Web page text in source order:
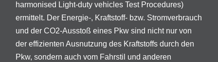
harmonised Light-duty vehicles Test Procedures)
ermittelt. Der Energie-, Kraftstoff- bzw. Stromverbrauch
und der CO2-Ausstoß eines Pkw sind nicht nur von
der effizienten Ausnutzung des Kraftstoffs durch den
Pkw, sondern auch vom Fahrstil und anderen